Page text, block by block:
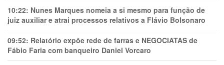
10:22: Nunes Marques nomeia a si mesmo para função de
juiz auxiliar e atrai processos relativos a Flávio Bolsonaro
09:52: Relatório expõe rede de farras e NEGOCIATAS de
Fábio Faria com banqueiro Daniel Vorcaro